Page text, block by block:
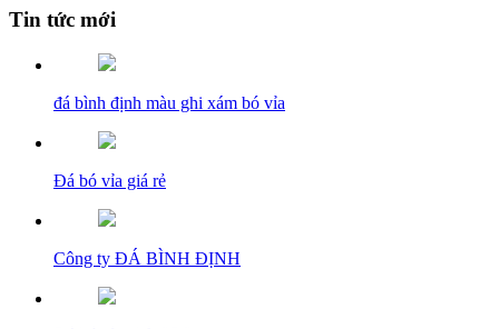
Tin tức mới
đá bình định màu ghi xám bó vỉa
Đá bó vỉa giá rẻ
Công ty ĐÁ BÌNH ĐỊNH